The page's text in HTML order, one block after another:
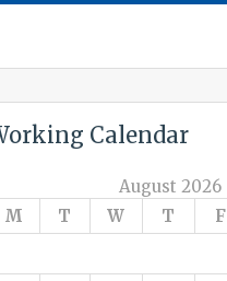
Calendar
August 2026
M
T W T F